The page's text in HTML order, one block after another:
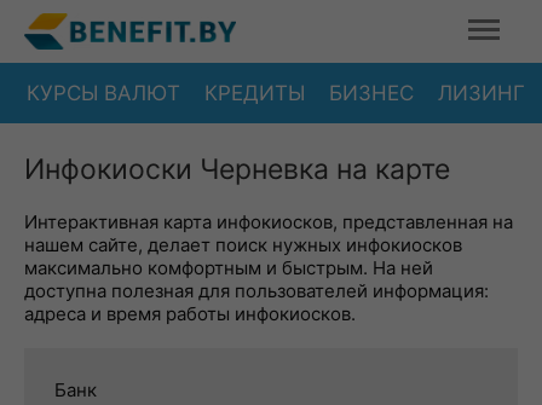
КУРСЫ ВАЛЮТ КРЕДИТЫ БИЗНЕС ЛИЗИНГ
Инфокиоски Черневка на карте
Интерактивная карта инфокиосков, представленная на
нашем сайте, делает поиск нужных инфокиосков
максимально комфортным и быстрым. На ней
доступна полезная для пользователей информация:
адреса и время работы инфокиосков.
Банк